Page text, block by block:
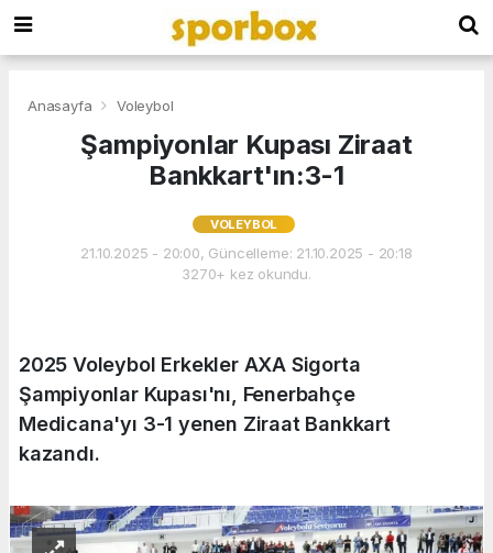
Anasayfa Voleybol
Şampiyonlar Kupası Ziraat
Bankkart'ın:3-1
VOLEYBOL
21.10.2025 - 20:00, Güncelleme: 21.10.2025 - 20:18
3270+ kez okundu.
2025 Voleybol Erkekler AXA Sigorta
Şampiyonlar Kupası'nı, Fenerbahçe
Medicana'yı 3-1 yenen Ziraat Bankkart
kazandı.